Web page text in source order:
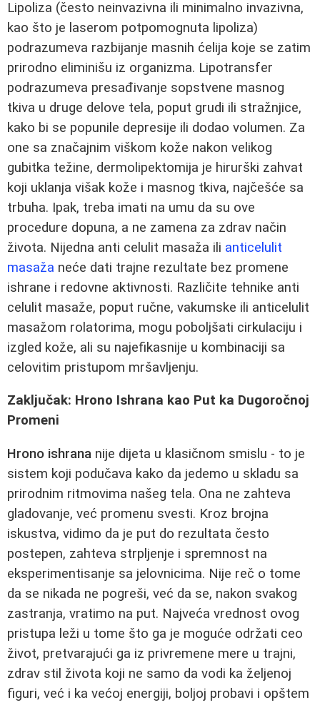
Lipoliza (često neinvazivna ili minimalno invazivna,
kao što je laserom potpomognuta lipoliza)
podrazumeva razbijanje masnih ćelija koje se zatim
prirodno eliminišu iz organizma. Lipotransfer
podrazumeva presađivanje sopstvene masnog
tkiva u druge delove tela, poput grudi ili stražnjice,
kako bi se popunile depresije ili dodao volumen. Za
one sa značajnim viškom kože nakon velikog
gubitka težine, dermolipektomija je hirurški zahvat
koji uklanja višak kože i masnog tkiva, najčešće sa
trbuha. Ipak, treba imati na umu da su ove
procedure dopuna, a ne zamena za zdrav način
života. Nijedna anti celulit masaža ili anticelulit
masaža neće dati trajne rezultate bez promene
ishrane i redovne aktivnosti. Različite tehnike anti
celulit masaže, poput ručne, vakumske ili anticelulit
masažom rolatorima, mogu poboljšati cirkulaciju i
izgled kože, ali su najefikasnije u kombinaciji sa
celovitim pristupom mršavljenju.
Zaključak: Hrono Ishrana kao Put ka Dugoročnoj
Promeni
Hrono ishrana nije dijeta u klasičnom smislu - to je
sistem koji podučava kako da jedemo u skladu sa
prirodnim ritmovima našeg tela. Ona ne zahteva
gladovanje, već promenu svesti. Kroz brojna
iskustva, vidimo da je put do rezultata često
postepen, zahteva strpljenje i spremnost na
eksperimentisanje sa jelovnicima. Nije reč o tome
da se nikada ne pogreši, već da se, nakon svakog
zastranja, vratimo na put. Najveća vrednost ovog
pristupa leži u tome što ga je moguće održati ceo
život, pretvarajući ga iz privremene mere u trajni,
zdrav stil života koji ne samo da vodi ka željenoj
figuri, već i ka većoj energiji, boljoj probavi i opštem